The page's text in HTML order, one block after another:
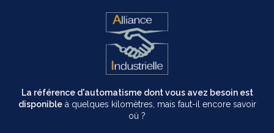
La référence d'automatisme dont vous avez besoin est
disponibleà quelques kilomètres, mais faut-il encore savoir
où ?